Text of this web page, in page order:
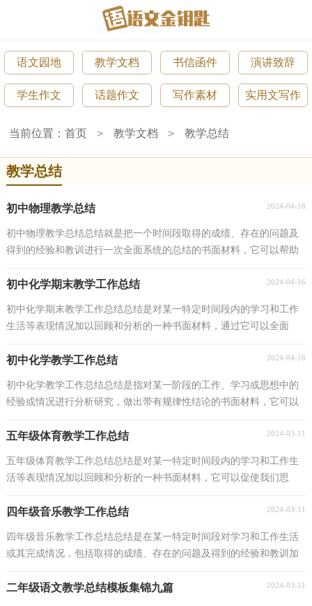
语文园地 教学文档 书信函件 演讲致辞
学生作文 话题作文 写作素材 实用文写作
当前位置：首页 > 教学文档 > 教学总结
教学总结
初中物理教学总结 2024-04-16
初中物理教学总结总结就是把一个时间段取得的成绩、存在的问题及
得到的经验和教训进行一次全面系统的总结的书面材料，它可以帮助
初中化学期末教学工作总结 2024-04-16
初中化学期末教学工作总结总结是对某一特定时间段内的学习和工作
生活等表现情况加以回顾和分析的一种书面材料，通过它可以全面
初中化学教学工作总结 2024-04-16
初中化学教学工作总结总结是指对某一阶段的工作、学习或思想中的
经验或情况进行分析研究，做出带有规律性结论的书面材料，它可以
五年级体育教学工作总结 2024-03-11
五年级体育教学工作总结总结是对某一特定时间段内的学习和工作生
活等表现情况加以回顾和分析的一种书面材料，它可以促使我们思
四年级音乐教学工作总结 2024-03-11
四年级音乐教学工作总结总结是在某一特定时间段对学习和工作生活
或其完成情况，包括取得的成绩、存在的问题及得到的经验和教训加
二年级语文教学总结模板集锦九篇 2024-03-11